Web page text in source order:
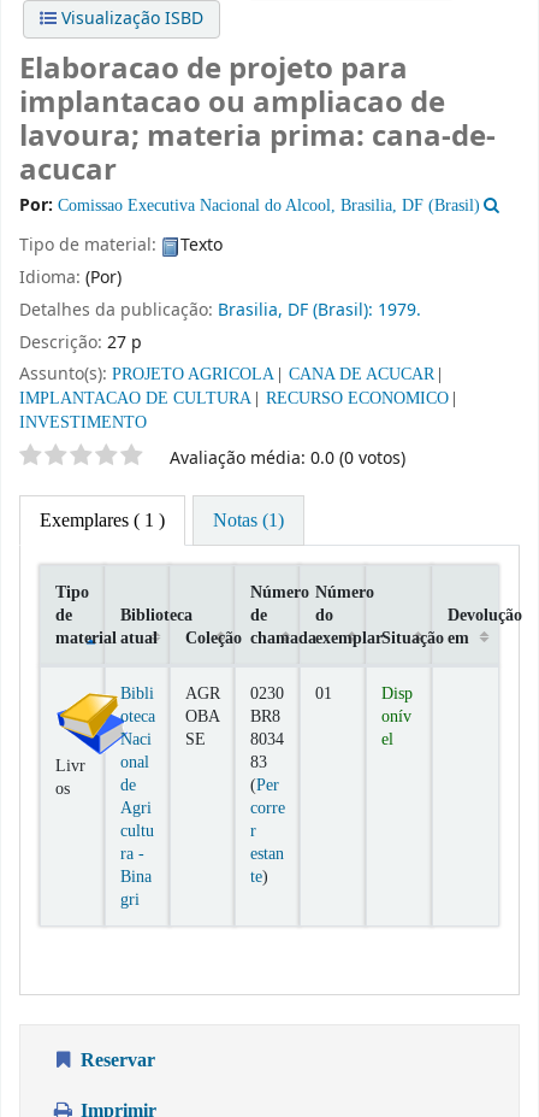
Visualização ISBD
Elaboracao de projeto para
implantacao ou ampliacao de
lavoura; materia prima: cana-de-
acucar
Por: Comissao Executiva Nacional do Alcool, Brasilia, DF (Brasil)
Tipo de material:
Texto
Idioma: (Por)
Detalhes da publicação: Brasilia, DF (Brasil): 1979.
Descrição: 27 p
Assunto(s): PROJETO AGRICOLA
CANA DE ACUCAR
IMPLANTACAO DE CULTURA
RECURSO ECONOMICO
INVESTIMENTO
Classificação por estrelasAvaliação média: 0.0 (0 votos)
Exemplares ( 1 ) Notas (1)
Tipo
de
material
Biblioteca
atual
Coleção
Número
de
chamada
Número
do
exemplarSituação
Devolução
em
Livr
os
Bibli
oteca
Naci
onal
de
Agri
cultu
ra -
Bina
gri
AGR
OBA
SE
0230
BR8
8034
83
(Per
corre
r
estan
te(Abre abaixo)
)
01
Disp
onív
el
Reservar
Imprimir